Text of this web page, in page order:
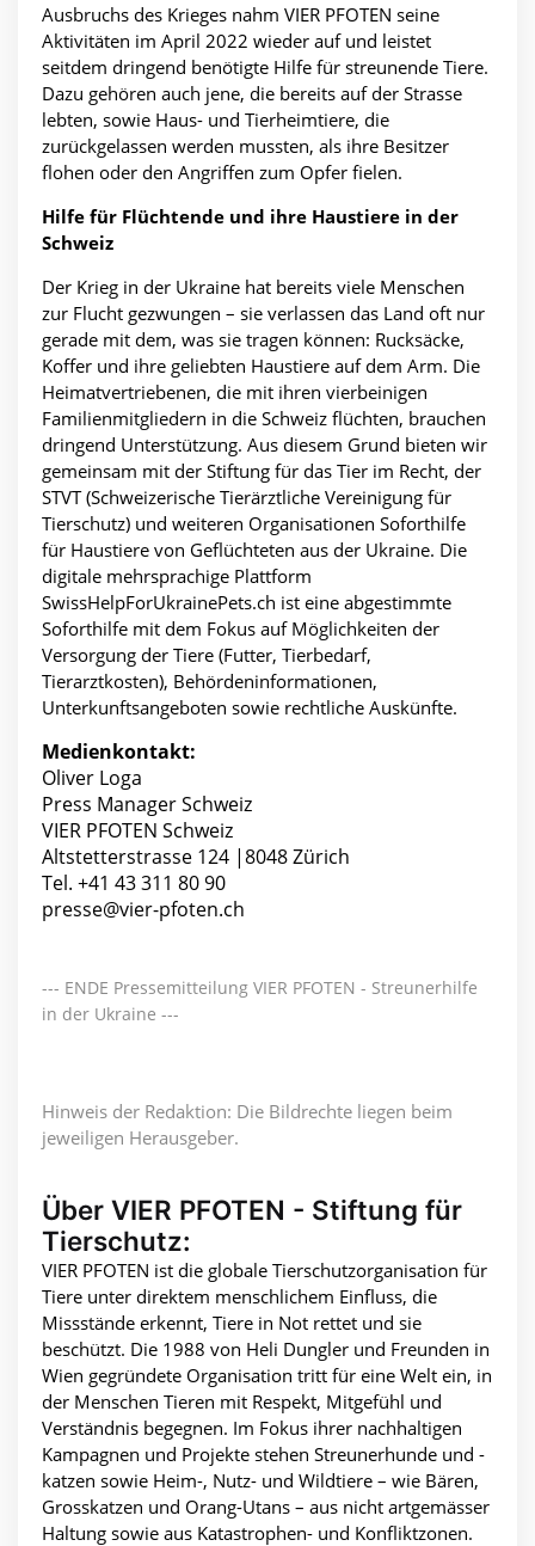
Ausbruchs des Krieges nahm VIER PFOTEN seine
Aktivitäten im April 2022 wieder auf und leistet
seitdem dringend benötigte Hilfe für streunende Tiere.
Dazu gehören auch jene, die bereits auf der Strasse
lebten, sowie Haus- und Tierheimtiere, die
zurückgelassen werden mussten, als ihre Besitzer
flohen oder den Angriffen zum Opfer fielen.
Hilfe für Flüchtende und ihre Haustiere in der
Schweiz
Der Krieg in der Ukraine hat bereits viele Menschen
zur Flucht gezwungen – sie verlassen das Land oft nur
gerade mit dem, was sie tragen können: Rucksäcke,
Koffer und ihre geliebten Haustiere auf dem Arm. Die
Heimatvertriebenen, die mit ihren vierbeinigen
Familienmitgliedern in die Schweiz flüchten, brauchen
dringend Unterstützung. Aus diesem Grund bieten wir
gemeinsam mit der Stiftung für das Tier im Recht, der
STVT (Schweizerische Tierärztliche Vereinigung für
Tierschutz) und weiteren Organisationen Soforthilfe
für Haustiere von Geflüchteten aus der Ukraine. Die
digitale mehrsprachige Plattform
SwissHelpForUkrainePets.ch ist eine abgestimmte
Soforthilfe mit dem Fokus auf Möglichkeiten der
Versorgung der Tiere (Futter, Tierbedarf,
Tierarztkosten), Behördeninformationen,
Unterkunftsangeboten sowie rechtliche Auskünfte.
Medienkontakt:
Oliver Loga
Press Manager Schweiz
VIER PFOTEN Schweiz
Altstetterstrasse 124 |8048 Zürich
Tel. +41 43 311 80 90
presse@vier-pfoten.ch
--- ENDE Pressemitteilung VIER PFOTEN - Streunerhilfe
in der Ukraine ---
Hinweis der Redaktion: Die Bildrechte liegen beim
jeweiligen Herausgeber.
Über VIER PFOTEN - Stiftung für
Tierschutz:
VIER PFOTEN ist die globale Tierschutzorganisation für
Tiere unter direktem menschlichem Einfluss, die
Missstände erkennt, Tiere in Not rettet und sie
beschützt. Die 1988 von Heli Dungler und Freunden in
Wien gegründete Organisation tritt für eine Welt ein, in
der Menschen Tieren mit Respekt, Mitgefühl und
Verständnis begegnen. Im Fokus ihrer nachhaltigen
Kampagnen und Projekte stehen Streunerhunde und -
katzen sowie Heim-, Nutz- und Wildtiere – wie Bären,
Grosskatzen und Orang-Utans – aus nicht artgemässer
Haltung sowie aus Katastrophen- und Konfliktzonen.